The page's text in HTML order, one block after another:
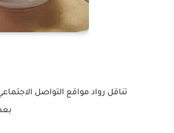
تناقل رواد مواقع التواصل